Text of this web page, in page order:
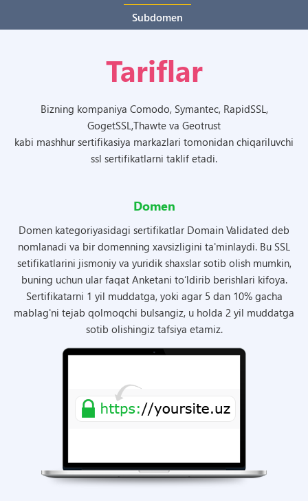
Subdomen
Tariflar
Bizning kompaniya Comodo, Symantec, RapidSSL,
GogetSSL,Thawte va Geotrust
kabi mashhur sertifikasiya markazlari tomonidan chiqariluvchi
ssl sertifikatlarni taklif etadi.
Domen
Domen kategoriyasidagi sertifikatlar Domain Validated deb
nomlanadi va bir domenning xavsizligini ta'minlaydi. Bu SSL
setifikatlarini jismoniy va yuridik shaxslar sotib olish mumkin,
buning uchun ular faqat Anketani to‘ldirib berishlari kifoya.
Sertifikatarni 1 yil muddatga, yoki agar 5 dan 10% gacha
mablag'ni tejab qolmoqchi bulsangiz, u holda 2 yil muddatga
sotib olishingiz tafsiya etamiz.